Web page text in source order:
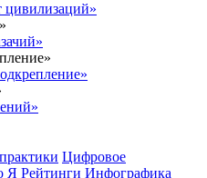
Цифровое
Я Рейтинги Инфографика